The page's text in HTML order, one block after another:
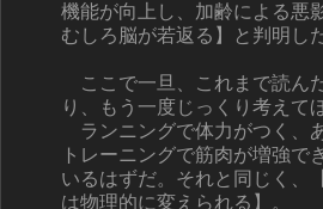
機能が向上し、加齢による悪
むしろ脳が若返る】と判明し
ここで一旦、これまで読ん
り、もう一度じっくり考えて
ランニングで体力がつく、
トレーニングで筋肉が増強で
いるはずだ。それと同じく、
は物理的に変えられる】。